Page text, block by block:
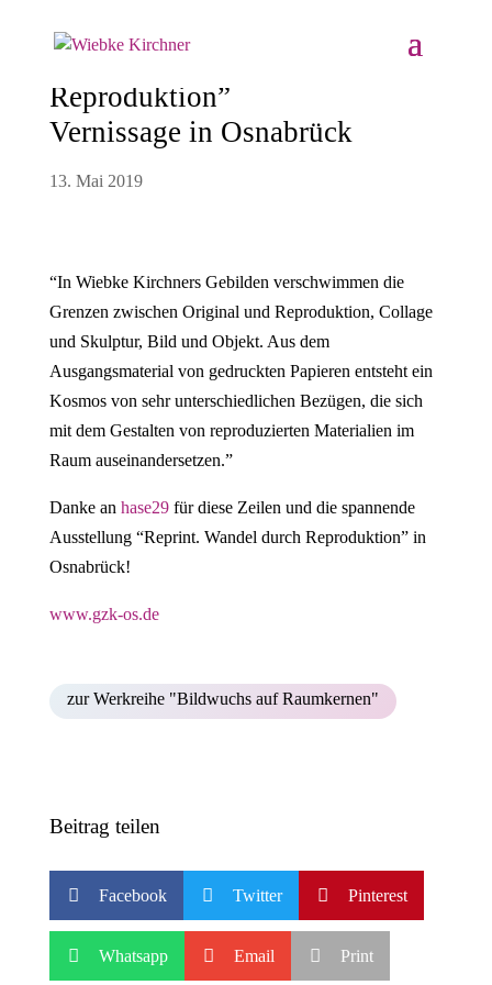
“Reprint. Wandel durch
Reproduktion”
Vernissage in Osnabrück
13. Mai 2019
“In Wiebke Kirchners Gebilden verschwimmen die
Grenzen zwischen Original und Reproduktion, Collage
und Skulptur, Bild und Objekt. Aus dem
Ausgangsmaterial von gedruckten Papieren entsteht ein
Kosmos von sehr unterschiedlichen Bezügen, die sich
mit dem Gestalten von reproduzierten Materialien im
Raum auseinandersetzen.”
Danke an hase29 für diese Zeilen und die spannende
Ausstellung “Reprint. Wandel durch Reproduktion” in
Osnabrück!
www.gzk-os.de
zur Werkreihe "Bildwuchs auf Raumkernen"
Beitrag teilen
 Facebook  Twitter  Pinterest
 Whatsapp  Email  Print